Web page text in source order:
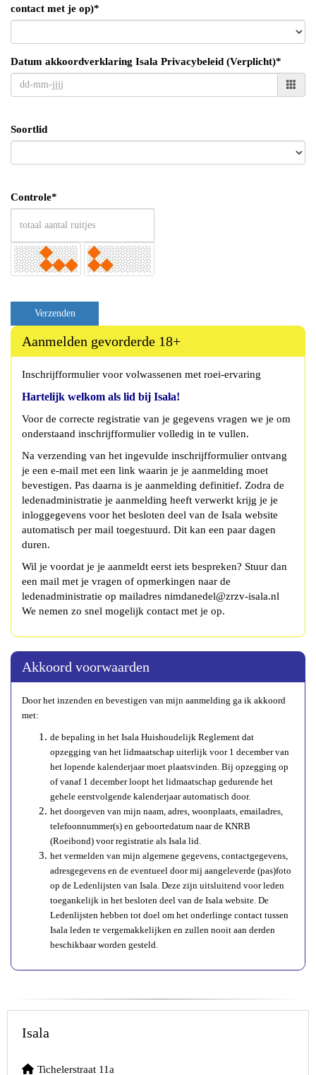
contact met je op)*
Datum akkoordverklaring Isala Privacybeleid (Verplicht)*
Soortlid
Controle*
Verzenden
Aanmelden gevorderde 18+
Inschrijfformulier voor volwassenen met roei-ervaring
Hartelijk welkom als lid bij Isala!
Voor de correcte registratie van je gegevens vragen we je om
onderstaand inschrijfformulier volledig in te vullen.
Na verzending van het ingevulde inschrijfformulier ontvang
je een e-mail met een link waarin je je aanmelding moet
bevestigen. Pas daarna is je aanmelding definitief. Zodra de
ledenadministratie je aanmelding heeft verwerkt krijg je je
inloggegevens voor het besloten deel van de Isala website
automatisch per mail toegestuurd. Dit kan een paar dagen
duren.
Wil je voordat je je aanmeldt eerst iets bespreken? Stuur dan
een mail met je vragen of opmerkingen naar de
ledenadministratie op mailadres ledenadmin@zrzv-isala.nl
We nemen zo snel mogelijk contact met je op.
Akkoord voorwaarden
Door het inzenden en bevestigen van mijn aanmelding ga ik akkoord
met:
de bepaling in het Isala Huishoudelijk Reglement dat
opzegging van het lidmaatschap uiterlijk voor 1 december van
het lopende kalenderjaar moet plaatsvinden. Bij opzegging op
of vanaf 1 december loopt het lidmaatschap gedurende het
gehele eerstvolgende kalenderjaar automatisch door.
het doorgeven van mijn naam, adres, woonplaats, emailadres,
telefoonnummer(s) en geboortedatum naar de KNRB
(Roeibond) voor registratie als Isala lid.
het vermelden van mijn algemene gegevens, contactgegevens,
adresgegevens en de eventueel door mij aangeleverde (pas)foto
op de Ledenlijsten van Isala. Deze zijn uitsluitend voor leden
toegankelijk in het besloten deel van de Isala website. De
Ledenlijsten hebben tot doel om het onderlinge contact tussen
Isala leden te vergemakkelijken en zullen nooit aan derden
beschikbaar worden gesteld.
Isala
Tichelerstraat 11a